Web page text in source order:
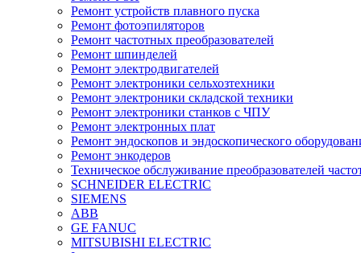
Ремонт устройств плавного пуска
Ремонт фотоэпиляторов
Ремонт частотных преобразователей
Ремонт шпинделей
Ремонт электродвигателей
Ремонт электроники сельхозтехники
Ремонт электроники складской техники
Ремонт электроники станков с ЧПУ
Ремонт электронных плат
Ремонт эндоскопов и эндоскопического
Ремонт энкодеров
Техническое обслуживание преобразователей
SCHNEIDER ELECTRIC
SIEMENS
ABB
GE FANUC
MITSUBISHI ELECTRIC